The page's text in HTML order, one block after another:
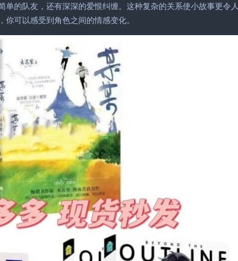
的队友，还有深深的爱恨纠缠。这种复杂的关系使小故事更令人
可以感受到角色之间的情感变化。